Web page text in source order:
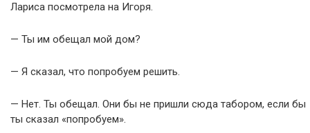
Лариса посмотрела на Игоря.
— Ты им обещал мой дом?
— Я сказал, что попробуем решить.
— Нет. Ты обещал. Они бы не пришли сюда табором, если бы
ты сказал «попробуем».